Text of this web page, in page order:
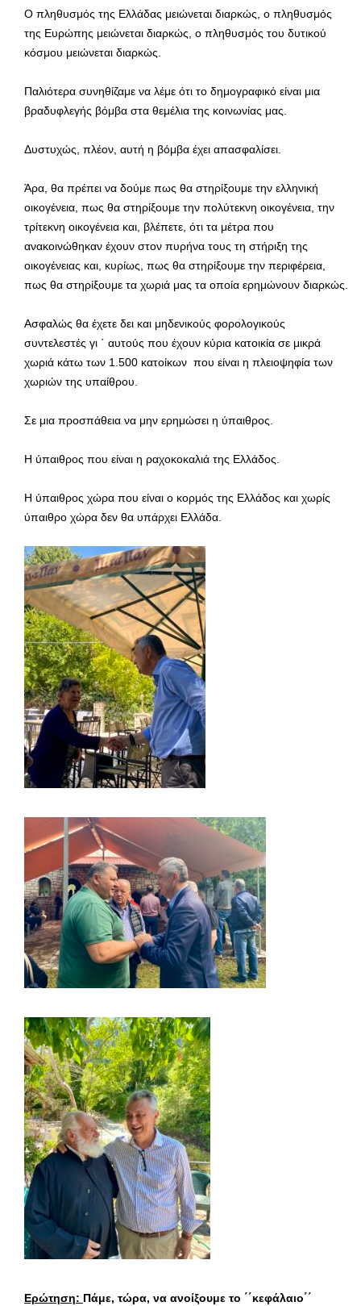
Ο πληθυσμός της Ελλάδας μειώνεται διαρκώς, ο πληθυσμός
της Ευρώπης μειώνεται διαρκώς, ο πληθυσμός του δυτικού
κόσμου μειώνεται διαρκώς.
Παλιότερα συνηθίζαμε να λέμε ότι το δημογραφικό είναι μια
βραδυφλεγής βόμβα στα θεμέλια της κοινωνίας μας.
Δυστυχώς, πλέον, αυτή η βόμβα έχει απασφαλίσει.
Άρα, θα πρέπει να δούμε πως θα στηρίξουμε την ελληνική
οικογένεια, πως θα στηρίξουμε την πολύτεκνη οικογένεια, την
τρίτεκνη οικογένεια και, βλέπετε, ότι τα μέτρα που
ανακοινώθηκαν έχουν στον πυρήνα τους τη στήριξη της
οικογένειας και, κυρίως, πως θα στηρίξουμε την περιφέρεια,
πως θα στηρίξουμε τα χωριά μας τα οποία ερημώνουν διαρκώς.
Ασφαλώς θα έχετε δει και μηδενικούς φορολογικούς
συντελεστές γι ΄ αυτούς που έχουν κύρια κατοικία σε μικρά
χωριά κάτω των 1.500 κατοίκων που είναι η πλειοψηφία των
χωριών της υπαίθρου.
Σε μια προσπάθεια να μην ερημώσει η ύπαιθρος.
Η ύπαιθρος που είναι η ραχοκοκαλιά της Ελλάδος.
Η ύπαιθρος χώρα που είναι ο κορμός της Ελλάδος και χωρίς
ύπαιθρο χώρα δεν θα υπάρχει Ελλάδα.
Ερώτηση: Πάμε, τώρα, να ανοίξουμε το ΄΄κεφάλαιο΄΄